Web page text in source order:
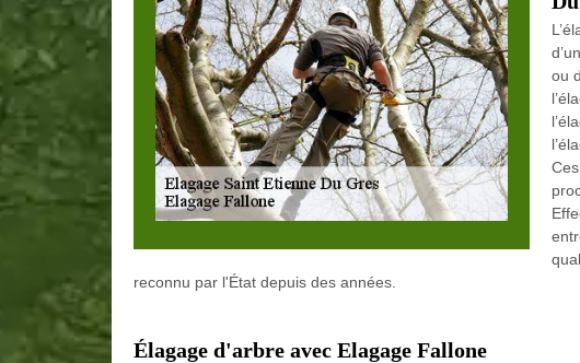
ou
reconnu par l'État depuis des années.
Élagage d'arbre avec Elagage Fallone